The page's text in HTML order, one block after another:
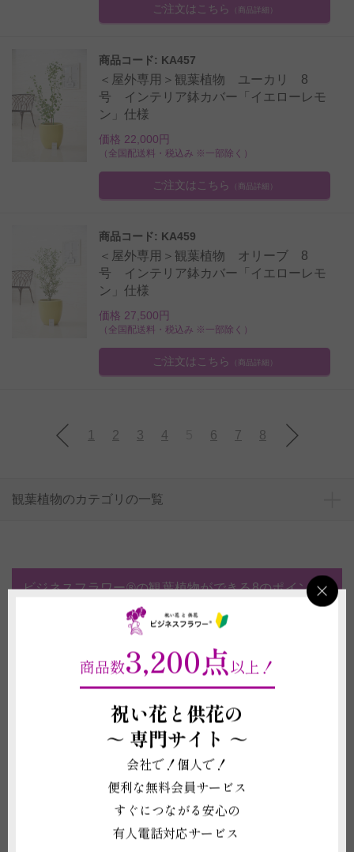
ご注文はこちら （商品詳細）
商品コード: KA457
＜屋外専用＞観葉植物 ユーカリ 8
号 インテリア鉢カバー「イエローレモ
ン」仕様
価格 22,000円
（全国配送料・税込み ※一部除く）
ご注文はこちら （商品詳細）
商品コード: KA459
＜屋外専用＞観葉植物 オリーブ 8
号 インテリア鉢カバー「イエローレモ
ン」仕様
価格 27,500円
（全国配送料・税込み ※一部除く）
ご注文はこちら （商品詳細）
1 2 3 4 6 7 8
観葉植物のカテゴリの一覧
ビジネスフラワー®の観葉植物ができる8のポイン
6～12号までの多彩なサイズと、20品種以
上の豊富なラインナップ
全品に無料で「水やりチェッカー」「専用
肥料」がついてくる！
インテリアにおすすめのお洒落な鉢もご用
立札（名札）もしくはメッセージカードを
1枚無料対応
お札は一般的な木目調柄から、季節の柄が
商品数3,200点以上！
祝い花と供花の
～ 専門サイト ～
会社で！個人で！
便利な無料会員サービス
すぐにつながる安心の
有人電話対応サービス